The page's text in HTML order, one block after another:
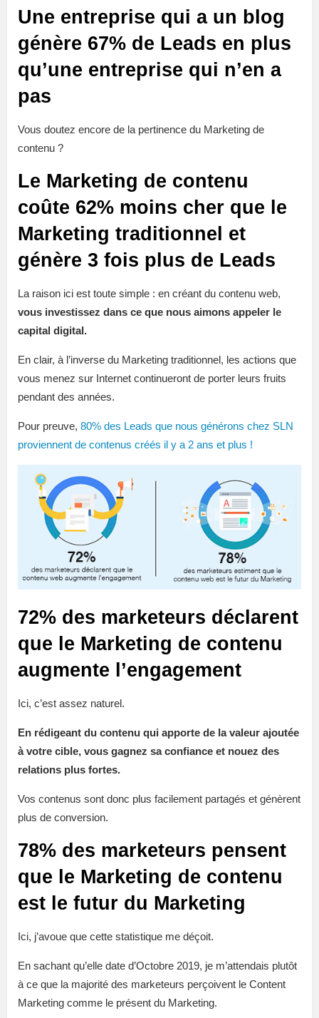
Une entreprise qui a un blog
génère 67% de Leads en plus
qu’une entreprise qui n’en a
pas
Vous doutez encore de la pertinence du Marketing de
contenu ?
Le Marketing de contenu
coûte 62% moins cher que le
Marketing traditionnel et
génère 3 fois plus de Leads
La raison ici est toute simple : en créant du contenu web,
vous investissez dans ce que nous aimons appeler le
capital digital.
En clair, à l’inverse du Marketing traditionnel, les actions que
vous menez sur Internet continueront de porter leurs fruits
pendant des années.
Pour preuve, 80% des Leads que nous générons chez SLN
proviennent de contenus créés il y a 2 ans et plus !
72% des marketeurs déclarent
que le Marketing de contenu
augmente l’engagement
Ici, c’est assez naturel.
En rédigeant du contenu qui apporte de la valeur ajoutée
à votre cible, vous gagnez sa confiance et nouez des
relations plus fortes.
Vos contenus sont donc plus facilement partagés et génèrent
plus de conversion.
78% des marketeurs pensent
que le Marketing de contenu
est le futur du Marketing
Ici, j’avoue que cette statistique me déçoit.
En sachant qu’elle date d’Octobre 2019, je m’attendais plutôt
à ce que la majorité des marketeurs perçoivent le Content
Marketing comme le présent du Marketing.